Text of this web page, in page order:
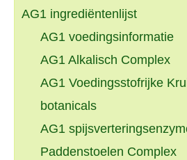
AG1 ingrediëntenlijst
AG1 voedingsinformatie
AG1 Alkalisch Complex
AG1 Voedingsstofrijke
botanicals
AG1
Paddenstoelen Complex